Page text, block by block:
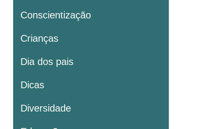
Conscientização
Crianças
Dia dos pais
Dicas
Diversidade